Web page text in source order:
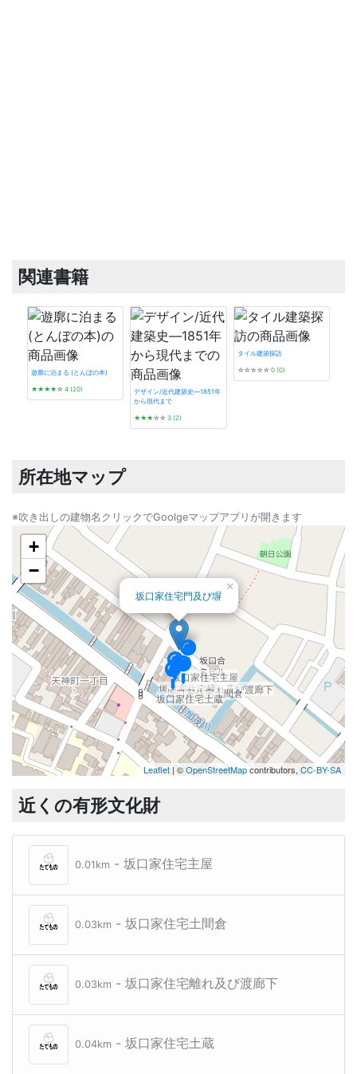
関連書籍
遊廓に泊まる (とんぼの本)
★★★★☆ 4 (20)
デザイン/近代建築史―1851年
から現代まで
★★★☆☆ 3 (2)
タイル建築探訪
☆☆☆☆☆ 0 (0)
所在地マップ
※吹き出しの建物名クリックでGoolgeマップアプリが開きます
坂口家住宅主屋
坂口家住宅土間倉
坂口家住宅離れ及び渡廊下
坂口家住宅土蔵
坂口家住宅門及び塀
×
+
−
Leaflet | ©OpenStreetMapcontributors, CC-BY-SA
近くの有形文化財
0.01km - 坂口家住宅主屋
0.03km - 坂口家住宅土間倉
0.03km - 坂口家住宅離れ及び渡廊下
0.04km - 坂口家住宅土蔵